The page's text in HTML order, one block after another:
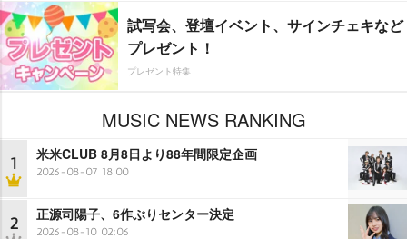
試写会、登壇イベント、サインチェキなど
プレゼント！
プレゼント特集
MUSIC NEWS RANKING
1 米米CLUB 8月8日より88年間限定企画
2026-08-07 18:00
2 正源司陽子、6作ぶりセンター決定
2026-08-10 02:06